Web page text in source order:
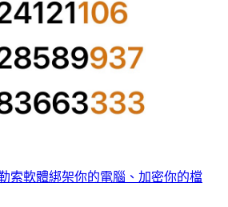
索軟體綁架你的電腦、加密你的檔